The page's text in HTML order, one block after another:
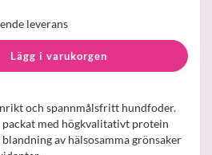
leverans
Lägg i varukorgen
och spannmålsfritt hundfoder.
med högkvalitativt protein
av hälsosamma grönsaker